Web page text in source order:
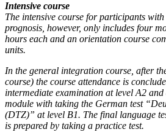
Intensive course
The intensive course for participants
prognosis, however, only includes four
hours each and an orientation course
units.
In the general integration course, after
course) the course attendance is
intermediate examination at level A2
module with taking the German test
(DTZ)” at level B1. The final language
is prepared by taking a practice test.